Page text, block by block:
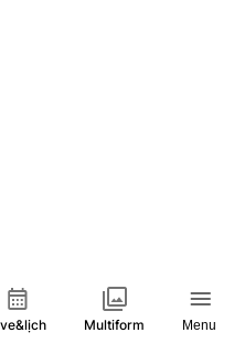
Multiform Menu